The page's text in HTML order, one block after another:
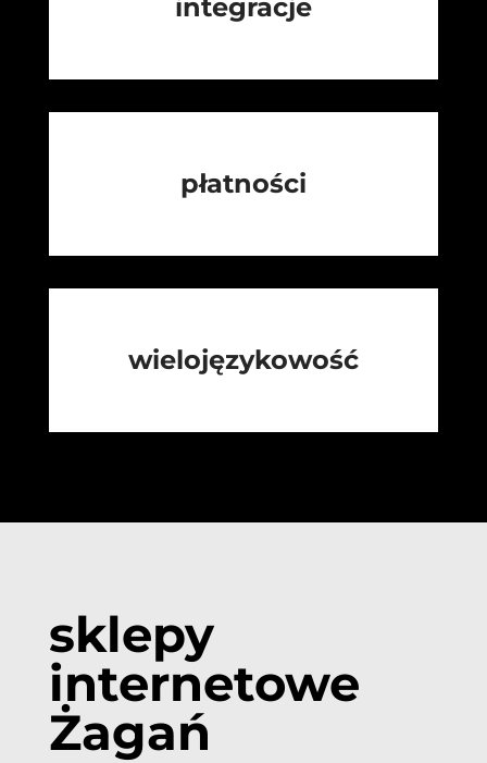
integracje
płatności
wielojęzykowość
sklepy
internetowe
Żagań